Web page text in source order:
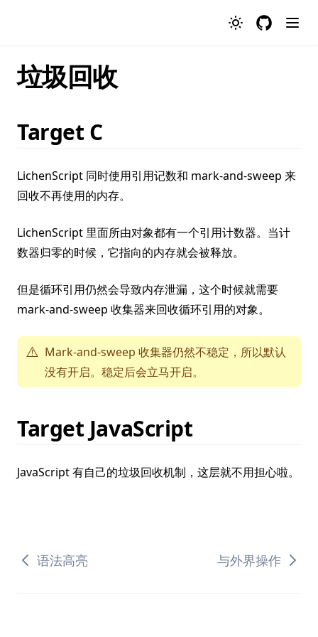
垃圾回收
Target C
LichenScript 同时使用引用记数和 mark-and-sweep 来
回收不再使用的内存。
LichenScript 里面所由对象都有一个引用计数器。当计
数器归零的时候，它指向的内存就会被释放。
但是循环引用仍然会导致内存泄漏，这个时候就需要
mark-and-sweep 收集器来回收循环引用的对象。
⚠️ Mark-and-sweep 收集器仍然不稳定，所以默认
没有开启。稳定后会立马开启。
Target JavaScript
JavaScript 有自己的垃圾回收机制，这层就不用担心啦。
语法高亮 与外界操作